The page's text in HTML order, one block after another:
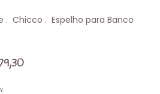
. Chicco . Espelho para Banco